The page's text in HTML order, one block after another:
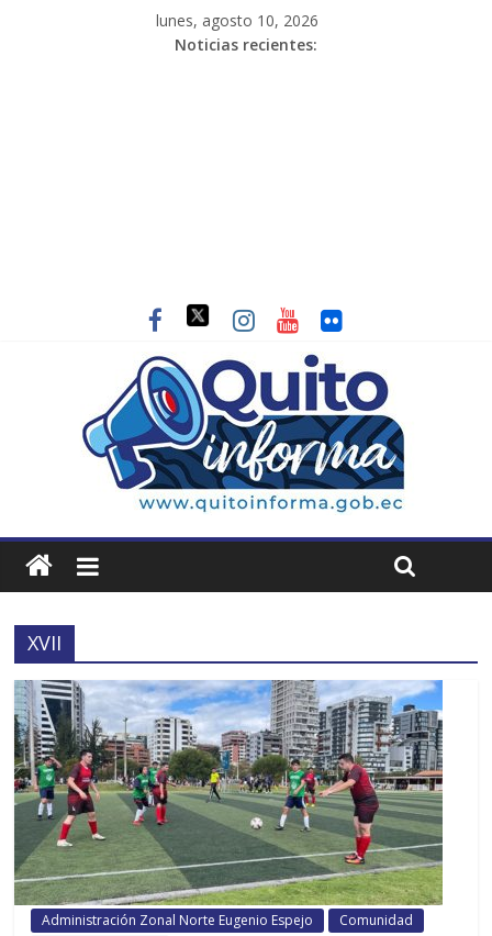
lunes, agosto 10, 2026
Noticias recientes:
XVII
Administración Zonal Norte Eugenio Espejo
Comunidad